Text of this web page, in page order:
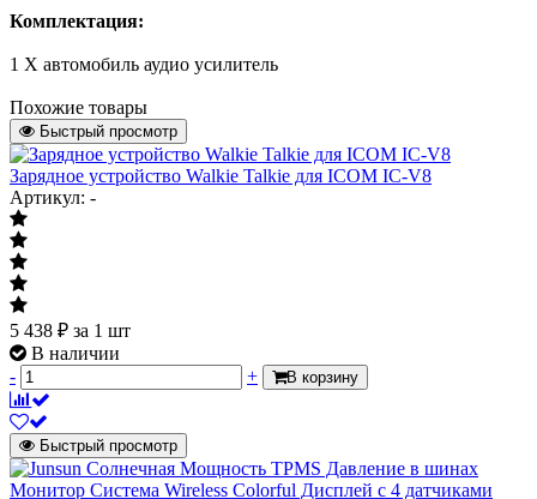
Комплектация:
1 X автомобиль аудио усилитель
Похожие товары
Быстрый просмотр
Зарядное устройство Walkie Talkie для ICOM IC-V8
Артикул: -
5 438 ₽ за 1 шт
В наличии
-
+ В корзину
Быстрый просмотр